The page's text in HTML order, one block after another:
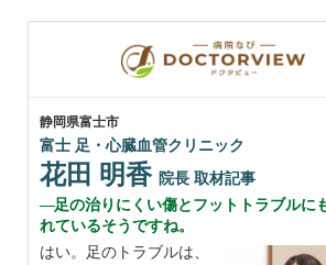
静岡県富士市
富士 足・心臓血管クリニック
花田 明香 院長 取材記事
足の治りにくい傷とフットトラブルに
れているそうですね。
はい。足のトラブルは、